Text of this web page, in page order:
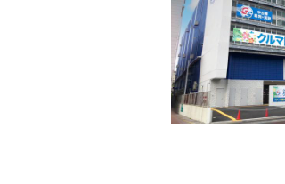
－ シートヒーター
－ フロントカメラ
－ ルーフレール